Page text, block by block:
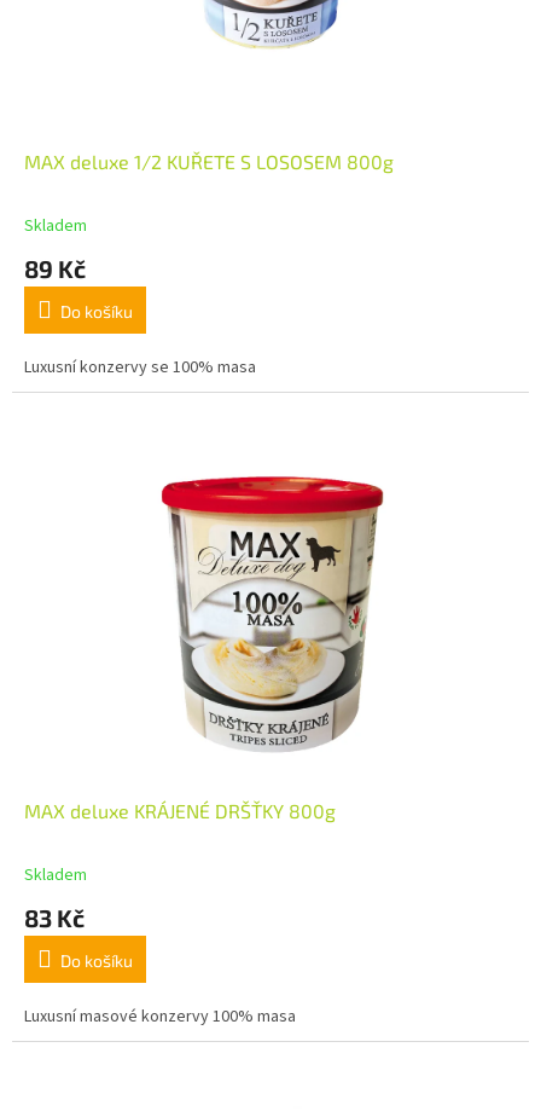
MAX deluxe 1/2 KUŘETE S LOSOSEM 800g
Skladem
89 Kč
Do košíku
Luxusní konzervy se 100% masa
MAX deluxe KRÁJENÉ DRŠŤKY 800g
Skladem
83 Kč
Do košíku
Luxusní masové konzervy 100% masa